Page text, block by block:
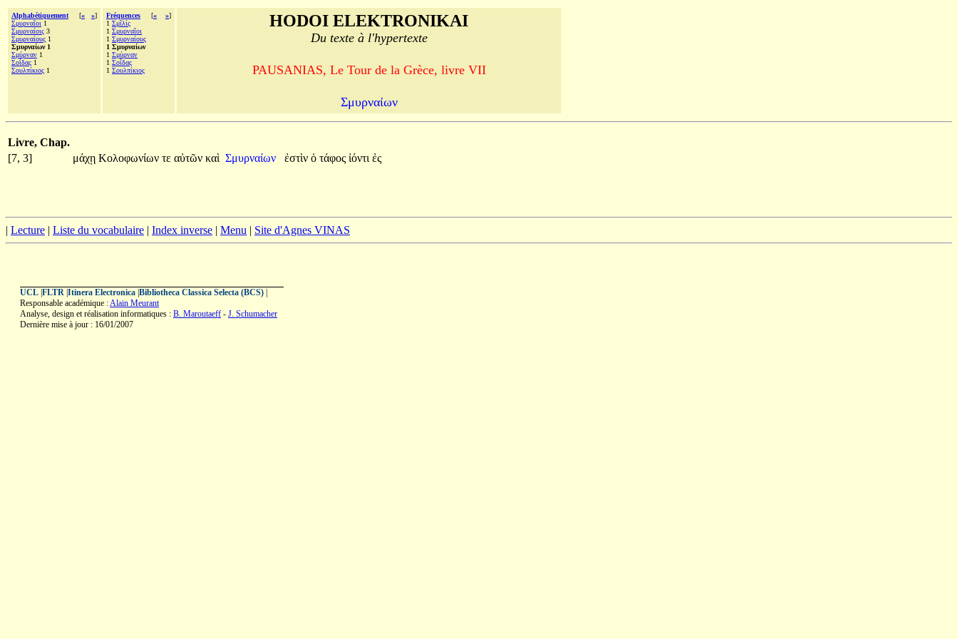
Alphabétiquement [« »]
Σμυρναῖοι 1
Σμυρναίοις 3
Σμυρναίους 1
Σμυρναίων 1
Σμύρναν 1
Σοΐδας 1
Σουλπίκιος 1
Fréquences [« »]
1 Σμῖλίς
1 Σμυρναῖοι
1 Σμυρναίους
1 Σμυρναίων
1 Σμύρναν
1 Σοΐδας
1 Σουλπίκιος
HODOI ELEKTRONIKAI
Du texte à l'hypertexte
PAUSANIAS, Le Tour de la Grèce, livre VII
Σμυρναίων
Livre, Chap.
[7, 3]
μάχῃ Κολοφωνίων τε αὐτῶν καὶ Σμυρναίων ἐστὶν ὁ τάφος ἰόντι ἐς
| Lecture | Liste du vocabulaire | Index inverse | Menu | Site d'Agnes VINAS
UCL FLTR Itinera Electronica Bibliotheca Classica Selecta (BCS)
Responsable académique :Alain Meurant
Analyse, design et réalisation informatiques : B. Maroutaeff - J. Schumacher
Dernière mise à jour : 16/01/2007